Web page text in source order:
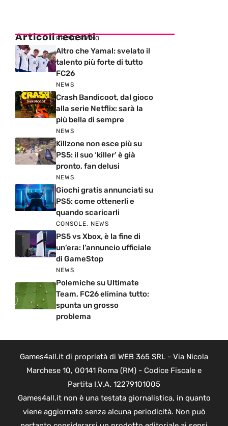
Articoli recenti
PRIMO PIANO
Altro che Yamal: svelato il
talento più forte di tutto
FC26
NEWS
Crash Bandicoot, dal gioco
alla serie Netflix: sarà la
più bella di sempre
NEWS
Killzone non esce più su
PS5: il suo ‘killer’ è già
pronto, fan delusi
NEWS
Giochi gratis annunciati su
PS5: come ottenerli e
quando scaricarli
CONSOLE, NEWS
PS5 vs Xbox, è la fine di
un’era: l’annuncio ufficiale
di GameStop
NEWS
Polemiche su Ultimate
Team, FC26 elimina tutto:
spunta un grosso
problema
Games4all.it di proprietà di WEB 365 SRL - Via Nicola
Marchese 10, 00141 Roma (RM) - Codice Fiscale e
Partita I.V.A. 12279101005
Games4all.it non è una testata giornalistica, in quanto
viene aggiornato senza alcuna periodicità. Non può